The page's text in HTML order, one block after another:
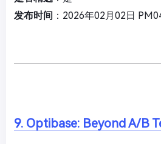
发布时间 ：2026年02月02日
9. Optibase: Beyond A/B